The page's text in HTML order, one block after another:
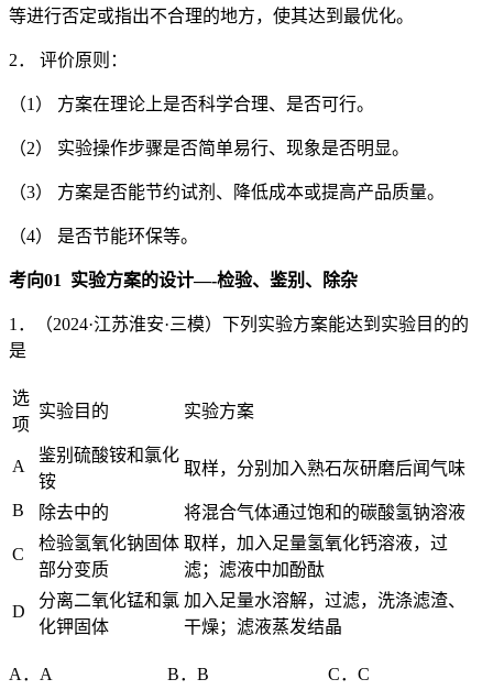
等进行否定或指出不合理的地方，使其达到最优化。
2． 评价原则：
（1） 方案在理论上是否科学合理、是否可行。
（2） 实验操作步骤是否简单易行、现象是否明显。
（3） 方案是否能节约试剂、降低成本或提高产品质量。
（4） 是否节能环保等。
考向01 实验方案的设计—-检验、鉴别、除杂
1．（2024·江苏淮安·三模）下列实验方案能达到实验目的的
是
选
项
实验目的 实验方案
A
鉴别硫酸铵和氯化
铵
取样，分别加入熟石灰研磨后闻气味
B 除去中的 将混合气体通过饱和的碳酸氢钠溶液
C
检验氢氧化钠固体
部分变质
取样，加入足量氢氧化钙溶液，过
滤；滤液中加酚酞
D
分离二氧化锰和氯
化钾固体
加入足量水溶解，过滤，洗涤滤渣、
干燥；滤液蒸发结晶
A．A B．B C．C